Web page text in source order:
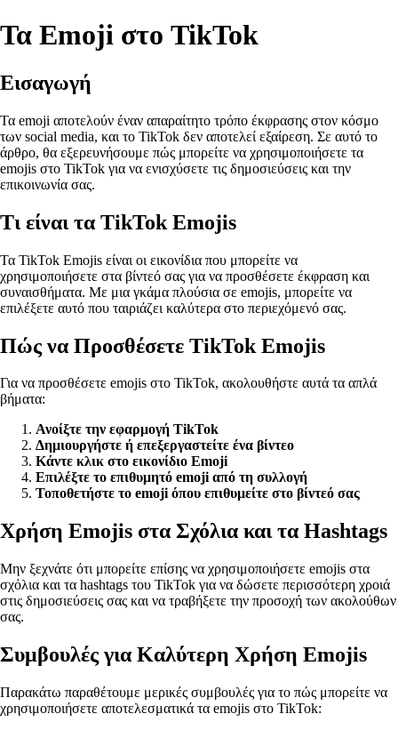
Τα Emoji στο TikTok
Εισαγωγή
Τα emoji αποτελούν έναν απαραίτητο τρόπο έκφρασης στον κόσμο
των social media, και το TikTok δεν αποτελεί εξαίρεση. Σε αυτό το
άρθρο, θα εξερευνήσουμε πώς μπορείτε να χρησιμοποιήσετε τα
emojis στο TikTok για να ενισχύσετε τις δημοσιεύσεις και την
επικοινωνία σας.
Τι είναι τα TikTok Emojis
Τα TikTok Emojis είναι οι εικονίδια που μπορείτε να
χρησιμοποιήσετε στα βίντεό σας για να προσθέσετε έκφραση και
συναισθήματα. Με μια γκάμα πλούσια σε emojis, μπορείτε να
επιλέξετε αυτό που ταιριάζει καλύτερα στο περιεχόμενό σας.
Πώς να Προσθέσετε TikTok Emojis
Για να προσθέσετε emojis στο TikTok, ακολουθήστε αυτά τα απλά
βήματα:
Ανοίξτε την εφαρμογή TikTok
Δημιουργήστε ή επεξεργαστείτε ένα βίντεο
Κάντε κλικ στο εικονίδιο Emoji
Επιλέξτε το επιθυμητό emoji από τη συλλογή
Τοποθετήστε το emoji όπου επιθυμείτε στο βίντεό σας
Χρήση Εmojis στα Σχόλια και τα Hashtags
Μην ξεχνάτε ότι μπορείτε επίσης να χρησιμοποιήσετε emojis στα
σχόλια και τα hashtags του TikTok για να δώσετε περισσότερη χροιά
στις δημοσιεύσεις σας και να τραβήξετε την προσοχή των ακολούθων
σας.
Συμβουλές για Καλύτερη Χρήση Εmojis
Παρακάτω παραθέτουμε μερικές συμβουλές για το πώς μπορείτε να
χρησιμοποιήσετε αποτελεσματικά τα emojis στο TikTok: